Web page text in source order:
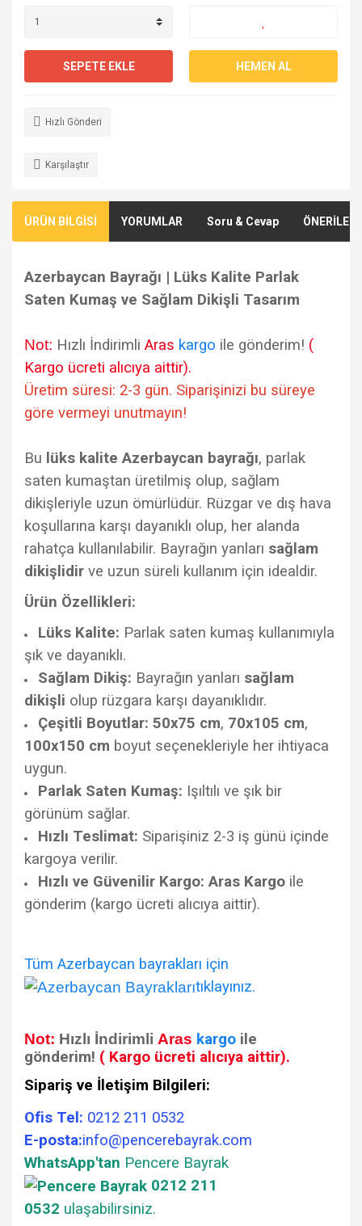
SEPETE EKLE HEMEN AL
Hızlı Gönderi
Karşılaştır
ÜRÜN BİLGİSİ YORUMLAR Soru & Cevap
Azerbaycan Bayrağı | Lüks Kalite Parlak
Saten Kumaş ve Sağlam Dikişli Tasarım
Not: Hızlı İndirimli Aras kargo ile gönderim! (
Kargo ücreti alıcıya aittir).
Üretim süresi: 2-3 gün. Siparişinizi bu süreye
göre vermeyi unutmayın!
Bu lüks kalite Azerbaycan bayrağı, parlak
saten kumaştan üretilmiş olup, sağlam
dikişleriyle uzun ömürlüdür. Rüzgar ve dış hava
koşullarına karşı dayanıklı olup, her alanda
rahatça kullanılabilir. Bayrağın yanları sağlam
dikişlidir ve uzun süreli kullanım için idealdir.
Ürün Özellikleri:
Lüks Kalite: Parlak saten kumaş kullanımıyla
şık ve dayanıklı.
Sağlam Dikiş: Bayrağın yanları sağlam
dikişli olup rüzgara karşı dayanıklıdır.
Çeşitli Boyutlar: 50x75 cm, 70x105 cm,
100x150 cm boyut seçenekleriyle her ihtiyaca
uygun.
Parlak Saten Kumaş: Işıltılı ve şık bir
görünüm sağlar.
Hızlı Teslimat: Siparişiniz 2-3 iş günü içinde
kargoya verilir.
Hızlı ve Güvenilir Kargo: Aras Kargo ile
gönderim (kargo ücreti alıcıya aittir).
Tüm Azerbaycan bayrakları için
tıklayınız.
Not: Hızlı İndirimli Aras kargo ile
gönderim! ( Kargo ücreti alıcıya aittir).
Sipariş ve İletişim Bilgileri:
Ofis Tel: 0212 211 0532
E-posta:info@pencerebayrak.com
WhatsApp'tan Pencere Bayrak
0212 211
0532 ulaşabilirsiniz.